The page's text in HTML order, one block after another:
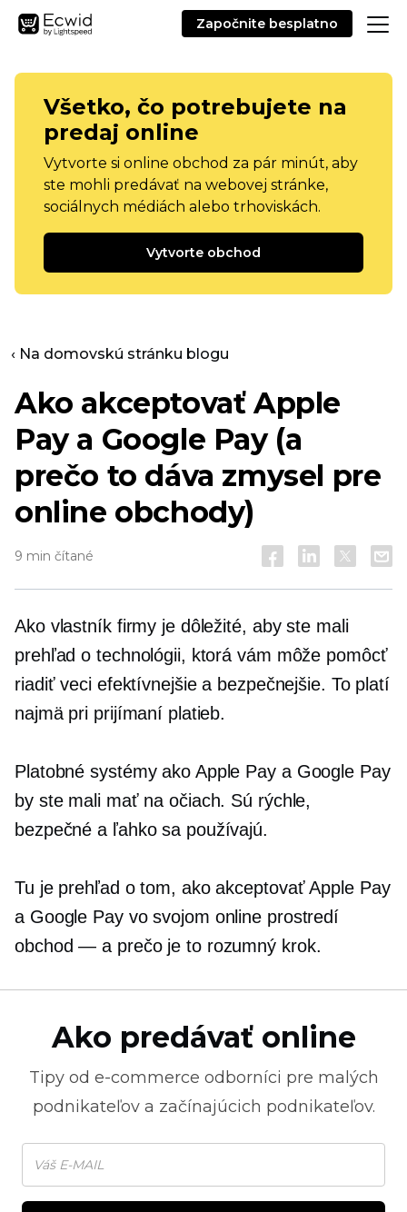
Započnite besplatno
Všetko, čo potrebujete na
predaj online
Vytvorte si online obchod za pár minút, aby
ste mohli predávať na webovej stránke,
sociálnych médiách alebo trhoviskách.
Vytvorte obchod
‹ Na domovskú stránku blogu
Ako akceptovať Apple
Pay a Google Pay (a
prečo to dáva zmysel pre
online obchody)
9 min čítané
Ako vlastník firmy je dôležité, aby ste mali
prehľad o technológii, ktorá vám môže pomôcť
riadiť veci efektívnejšie a bezpečnejšie. To platí
najmä pri prijímaní platieb.
Platobné systémy ako Apple Pay a Google Pay
by ste mali mať na očiach. Sú rýchle,
bezpečné a ľahko sa používajú.
Tu je prehľad o tom, ako akceptovať Apple Pay
a Google Pay vo svojom online prostredí
obchod — a prečo je to rozumný krok.
Ako predávať online
Tipy od e-commerce odborníci pre malých
podnikateľov a začínajúcich podnikateľov.